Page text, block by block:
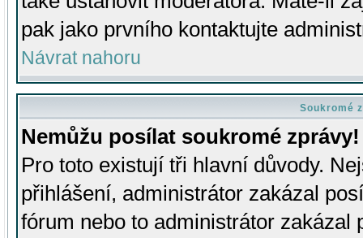
pak jako prvního kontaktujte
Návrat nahoru
Soukromé
Nemůžu posílat soukromé zprávy!
Pro toto existují tři hlavní důvody.
přihlášení, administrátor zakázal
fórum nebo to administrátor zakázal